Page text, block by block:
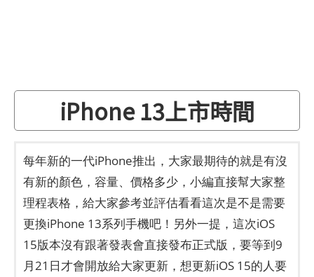
iPhone 13上市時間
每年新的一代iPhone推出，大家最期待的就是有沒
有新的顏色，容量、價格多少，小編直接幫大家整
理程表格，給大家參考並評估看看這次是不是需要
更換iPhone 13系列手機吧！另外一提，這次iOS
15版本沒有跟著發表會直接發布正式版，要等到9
月21日才會開放給大家更新，想更新iOS 15的人要